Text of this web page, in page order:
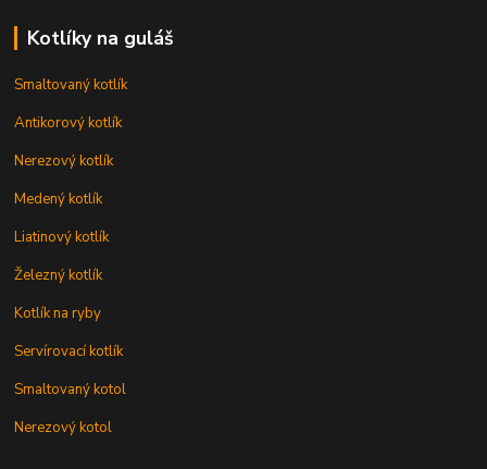
Kotlíky na guláš
Smaltovaný kotlík
Antikorový kotlík
Nerezový kotlík
Medený kotlík
Liatinový kotlík
Železný kotlík
Kotlík na ryby
Servírovací kotlík
Smaltovaný kotol
Nerezový kotol